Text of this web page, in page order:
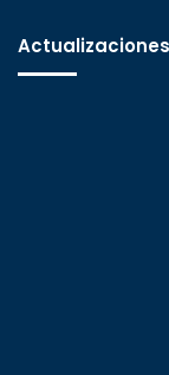
Actualizaciones